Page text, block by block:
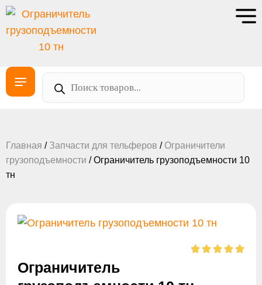
Главная / Запчасти для тельферов / Ограничители
грузоподъемности / Ограничитель грузоподъемности 10
тн
Ограничитель